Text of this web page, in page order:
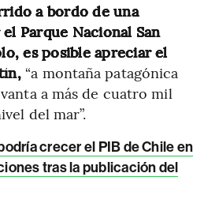
a bordo de una
Parque Nacional San
es posible apreciar el
“a montaña patagónica
a más de cuatro mil
del mar”.
crecer el PIB de Chile en
tras la publicación del